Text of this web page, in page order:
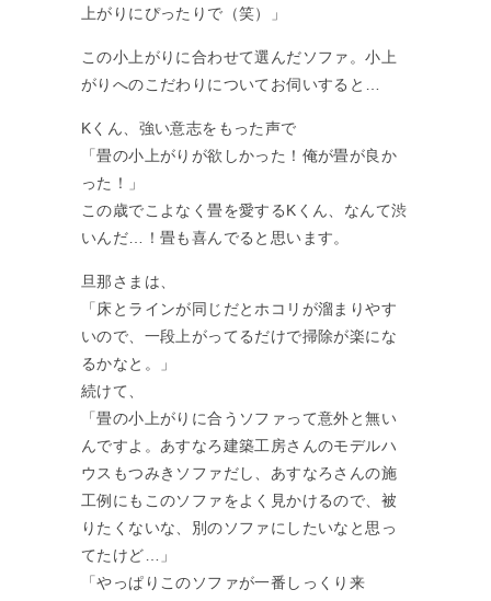
上がりにぴったりで（笑）」
この小上がりに合わせて選んだソファ。小上
がりへのこだわりについてお伺いすると…
Kくん、強い意志をもった声で
「畳の小上がりが欲しかった！俺が畳が良か
った！」
この歳でこよなく畳を愛するKくん、なんて渋
いんだ…！畳も喜んでると思います。
旦那さまは、
「床とラインが同じだとホコリが溜まりやす
いので、一段上がってるだけで掃除が楽にな
るかなと。」
続けて、
「畳の小上がりに合うソファって意外と無い
んですよ。あすなろ建築工房さんのモデルハ
ウスもつみきソファだし、あすなろさんの施
工例にもこのソファをよく見かけるので、被
りたくないな、別のソファにしたいなと思っ
てたけど…」
「やっぱりこのソファが一番しっくり来